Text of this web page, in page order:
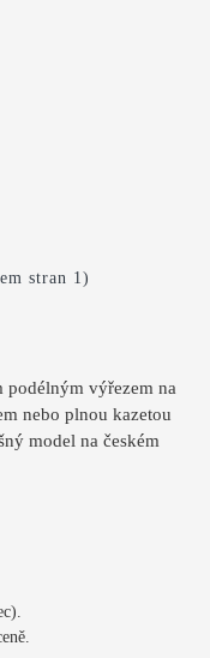
podélným výřezem na
nebo plnou kazetou
model na českém
stran 1)